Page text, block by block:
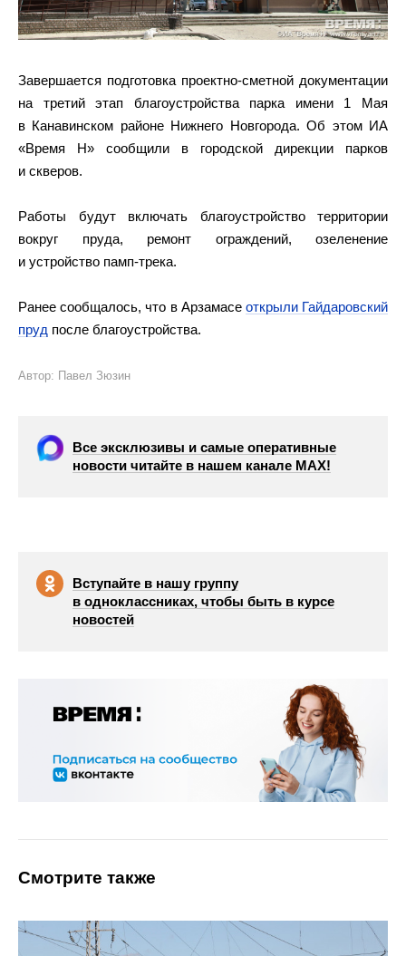
Завершается подготовка проектно-сметной документации
на третий этап благоустройства парка имени 1 Мая
в Канавинском районе Нижнего Новгорода. Об этом ИА
«Время Н» сообщили в городской дирекции парков
и скверов.
Работы будут включать благоустройство территории
вокруг пруда, ремонт ограждений, озеленение
и устройство памп-трека.
Ранее сообщалось, что в Арзамасе открыли Гайдаровский
пруд после благоустройства.
Автор: Павел Зюзин
Все эксклюзивы и самые оперативные
новости читайте в нашем канале МАХ!
Вступайте в нашу группу
в одноклассниках, чтобы быть в курсе
новостей
Смотрите также